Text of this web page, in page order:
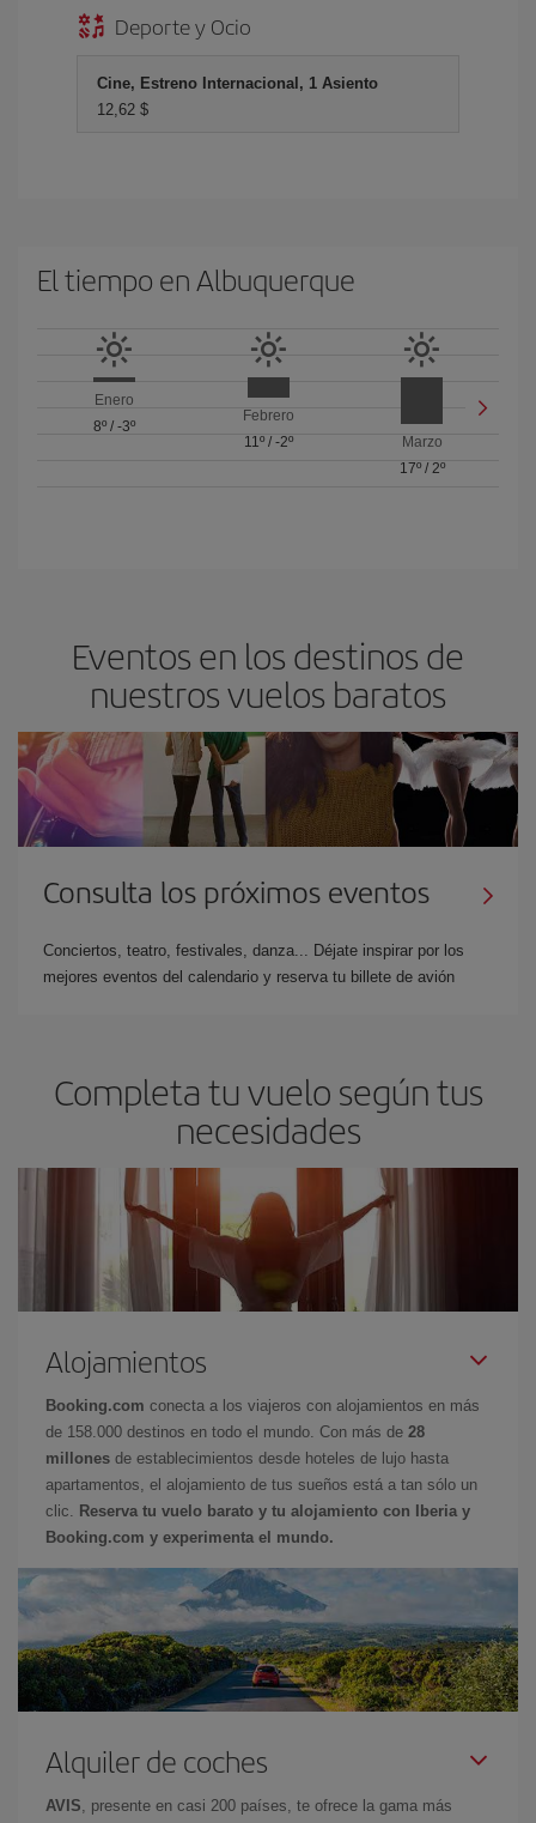
Deporte y Ocio
Cine, Estreno Internacional, 1 Asiento
12,62 $
El tiempo en Albuquerque
Enero
8º/ -3º
Febrero
11º/ -2º
Marzo
17º/ 2º
Eventos en los destinos de
nuestros vuelos baratos
Consulta los próximos eventos
Conciertos, teatro, festivales, danza... Déjate inspirar por los
mejores eventos del calendario y reserva tu billete de avión
Completa tu vuelo según tus
necesidades
Alojamientos
Booking.com conecta a los viajeros con alojamientos en más
de 158.000 destinos en todo el mundo. Con más de 28
millones de establecimientos desde hoteles de lujo hasta
apartamentos, el alojamiento de tus sueños está a tan sólo un
clic.
Reserva tu vuelo barato y tu alojamiento con Iberia y
Booking.com y experimenta el mundo.
Alquiler de coches
AVIS , presente en casi 200 países, te ofrece la gama más